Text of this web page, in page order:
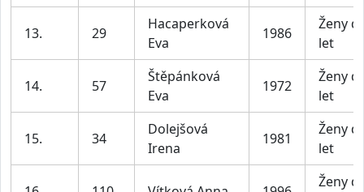
13. 29
Hacaperková
Eva
1986
Ženy
let
14. 57
Štěpánková
Eva
1972
Ženy
let
15. 34
Dolejšová
Irena
1981
Ženy
let
Ženy